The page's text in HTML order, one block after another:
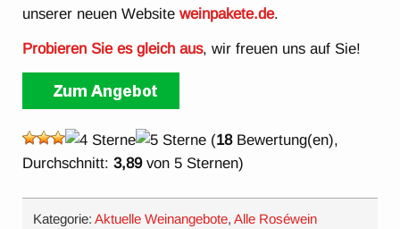
unserer neuen Websiteweinpakete.de.
Probieren Sie es gleich aus, wir freuen uns auf Sie!
(18Bewertung(en),
Durchschnitt:3,89von 5 Sternen)
Kategorie:Aktuelle Weinangebote,Alle Roséwein